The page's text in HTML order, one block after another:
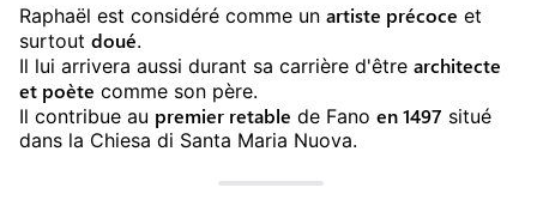
Raphaël est considéré comme un artiste précoce et
surtout doué.
Il lui arrivera aussi durant sa carrière d'être architecte
et poète comme son père.
Il contribue au premier retable de Fano en 1497 situé
dans la Chiesa di Santa Maria Nuova.